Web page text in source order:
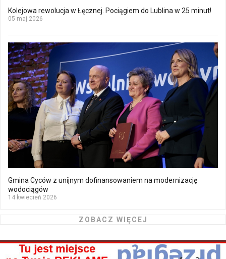
Kolejowa rewolucja w Łęcznej. Pociągiem do Lublina w 25 minut!
05 maj 2026
Gmina Cyców z unijnym dofinansowaniem na modernizację
wodociągów
14 kwiecień 2026
ZOBACZ WIĘCEJ